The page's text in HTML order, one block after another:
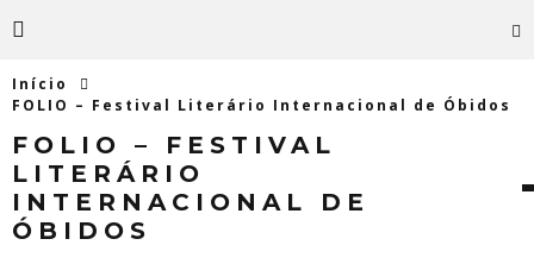
Início
FOLIO – Festival Literário Internacional de Óbidos
FOLIO – FESTIVAL
LITERÁRIO
INTERNACIONAL DE
ÓBIDOS